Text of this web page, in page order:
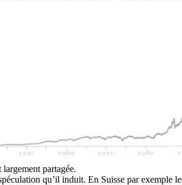
partagée.
qu’il induit. En Suisse par exemple